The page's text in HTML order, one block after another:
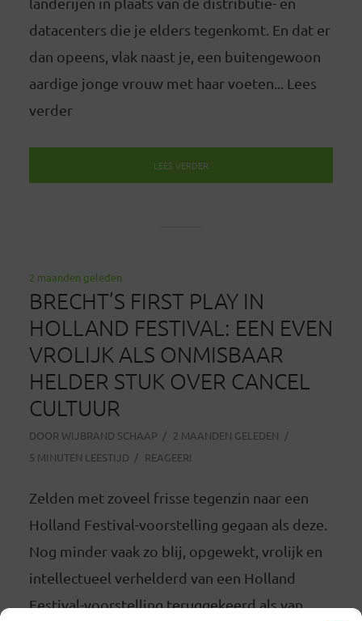
datacenters die je elders tegenkomt. En dat er
dan opeens, vlak naast je, een buitengewoon
aardige jonge vrouw met haar voeten... Lees
verder
LEES VERDER
2 maanden geleden
BRECHT’S FIRST PLAY IN
HOLLAND FESTIVAL: EEN EVEN
VROLIJK ALS ONMISBAAR
HELDER STUK OVER CANCEL
CULTUUR
DOOR WIJBRAND SCHAAP
2 MAANDEN GELEDEN
5 MINUTEN LEESTIJD
REAGEER!
Zelden met zoveel frisse tegenzin naar een
Holland Festival-voorstelling gegaan als deze.
Nog minder vaak zo blij, opgewekt, vrolijk en
intellectueel verhelderd van een Holland
Festival-voorstelling teruggekeerd als van